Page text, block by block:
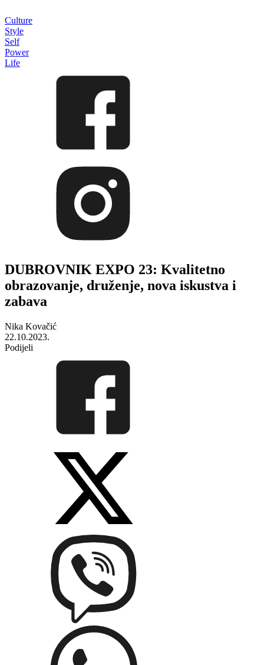
Culture
Style
Self
Power
Life
DUBROVNIK EXPO 23: Kvalitetno
obrazovanje, druženje, nova iskustva i
zabava
Nika Kovačić
22.10.2023.
Podijeli